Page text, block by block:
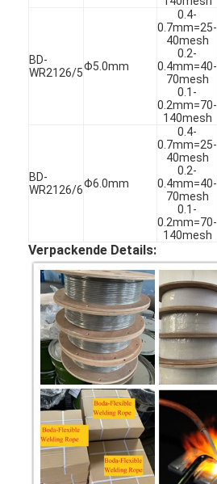
Zu Hause
Produkte
Über uns
BD-
WR2126/5Φ5.0mm
0.4-
0.7mm=25-
40mesh
0.2-
0.4mm=40-
70mesh
0.1-
0.2mm=70-
140mesh
BD-
WR2126/6Φ6.0mm
0.4-
0.7mm=25-
40mesh
0.2-
0.4mm=40-
70mesh
0.1-
0.2mm=70-
140mesh
Verpackende Details: